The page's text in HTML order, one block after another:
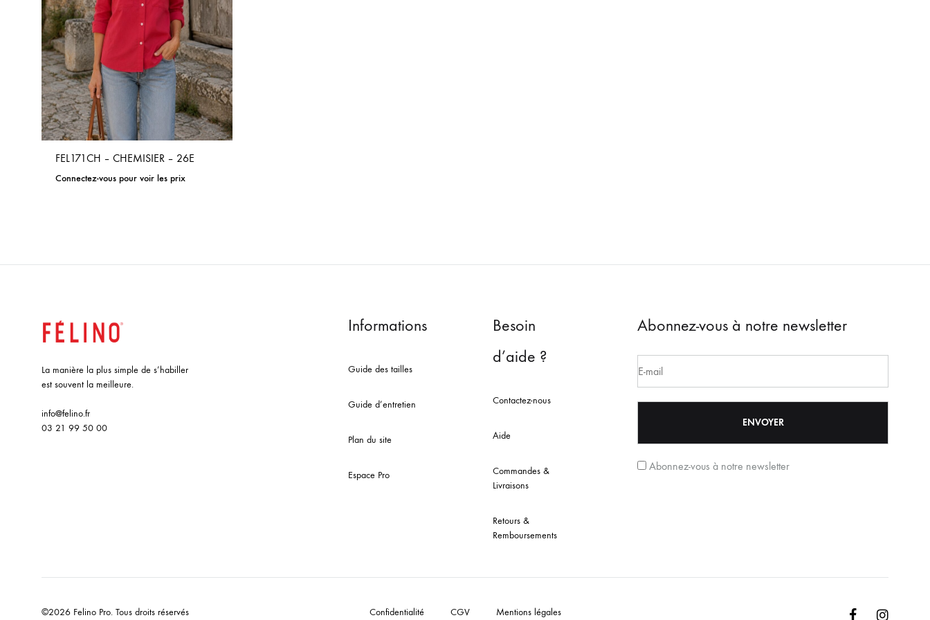
FEL171CH – CHEMISIER – 26E
Connectez-vous pour voir les prix
La manière la plus simple de s’habiller
est souvent la meilleure.
info@felino.fr
03 21 99 50 00
Informations
Guide des tailles
Guide d’entretien
Plan du site
Espace Pro
Besoin
d’aide ?
Contactez-nous
Aide
Commandes &
Livraisons
Retours &
Remboursements
Abonnez-vous à notre newsletter
Abonnez-vous à notre newsletter
©2026 Felino Pro. Tous droits réservés Confidentialité CGV Mentions légales Facebook